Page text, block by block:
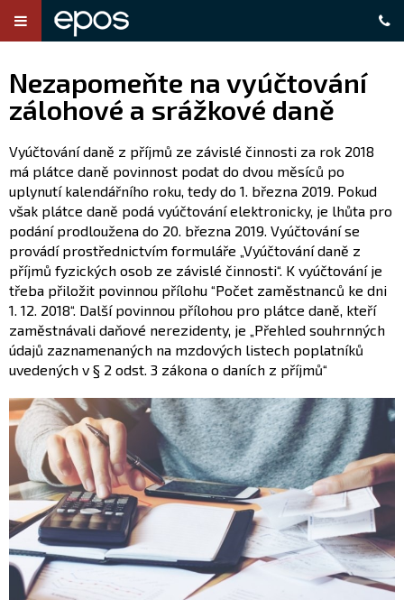
Nezapomeňte na vyúčtování
zálohové a srážkové daně
Vyúčtování daně z příjmů ze závislé činnosti za rok 2018
má plátce daně povinnost podat do dvou měsíců po
uplynutí kalendářního roku, tedy do 1. března 2019. Pokud
však plátce daně podá vyúčtování elektronicky, je lhůta pro
podání prodloužena do 20. března 2019. Vyúčtování se
provádí prostřednictvím formuláře „Vyúčtování daně z
příjmů fyzických osob ze závislé činnosti“. K vyúčtování je
třeba přiložit povinnou přílohu “Počet zaměstnanců ke dni
1. 12. 2018“. Další povinnou přílohou pro plátce daně, kteří
zaměstnávali daňové nerezidenty, je „Přehled souhrnných
údajů zaznamenaných na mzdových listech poplatníků
uvedených v § 2 odst. 3 zákona o daních z příjmů“